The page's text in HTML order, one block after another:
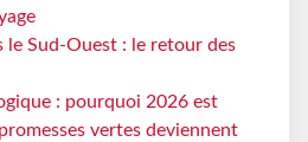
le Sud-Ouest : le retour des
: pourquoi 2026 est
vertes deviennent